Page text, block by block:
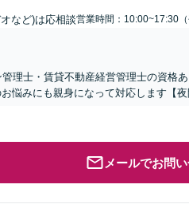
など)は応相談営業時間：10:00~17:30（
理士・賃貸不動産経営管理士の資格
悩みにも親身になって対応します【夜
メールでお問